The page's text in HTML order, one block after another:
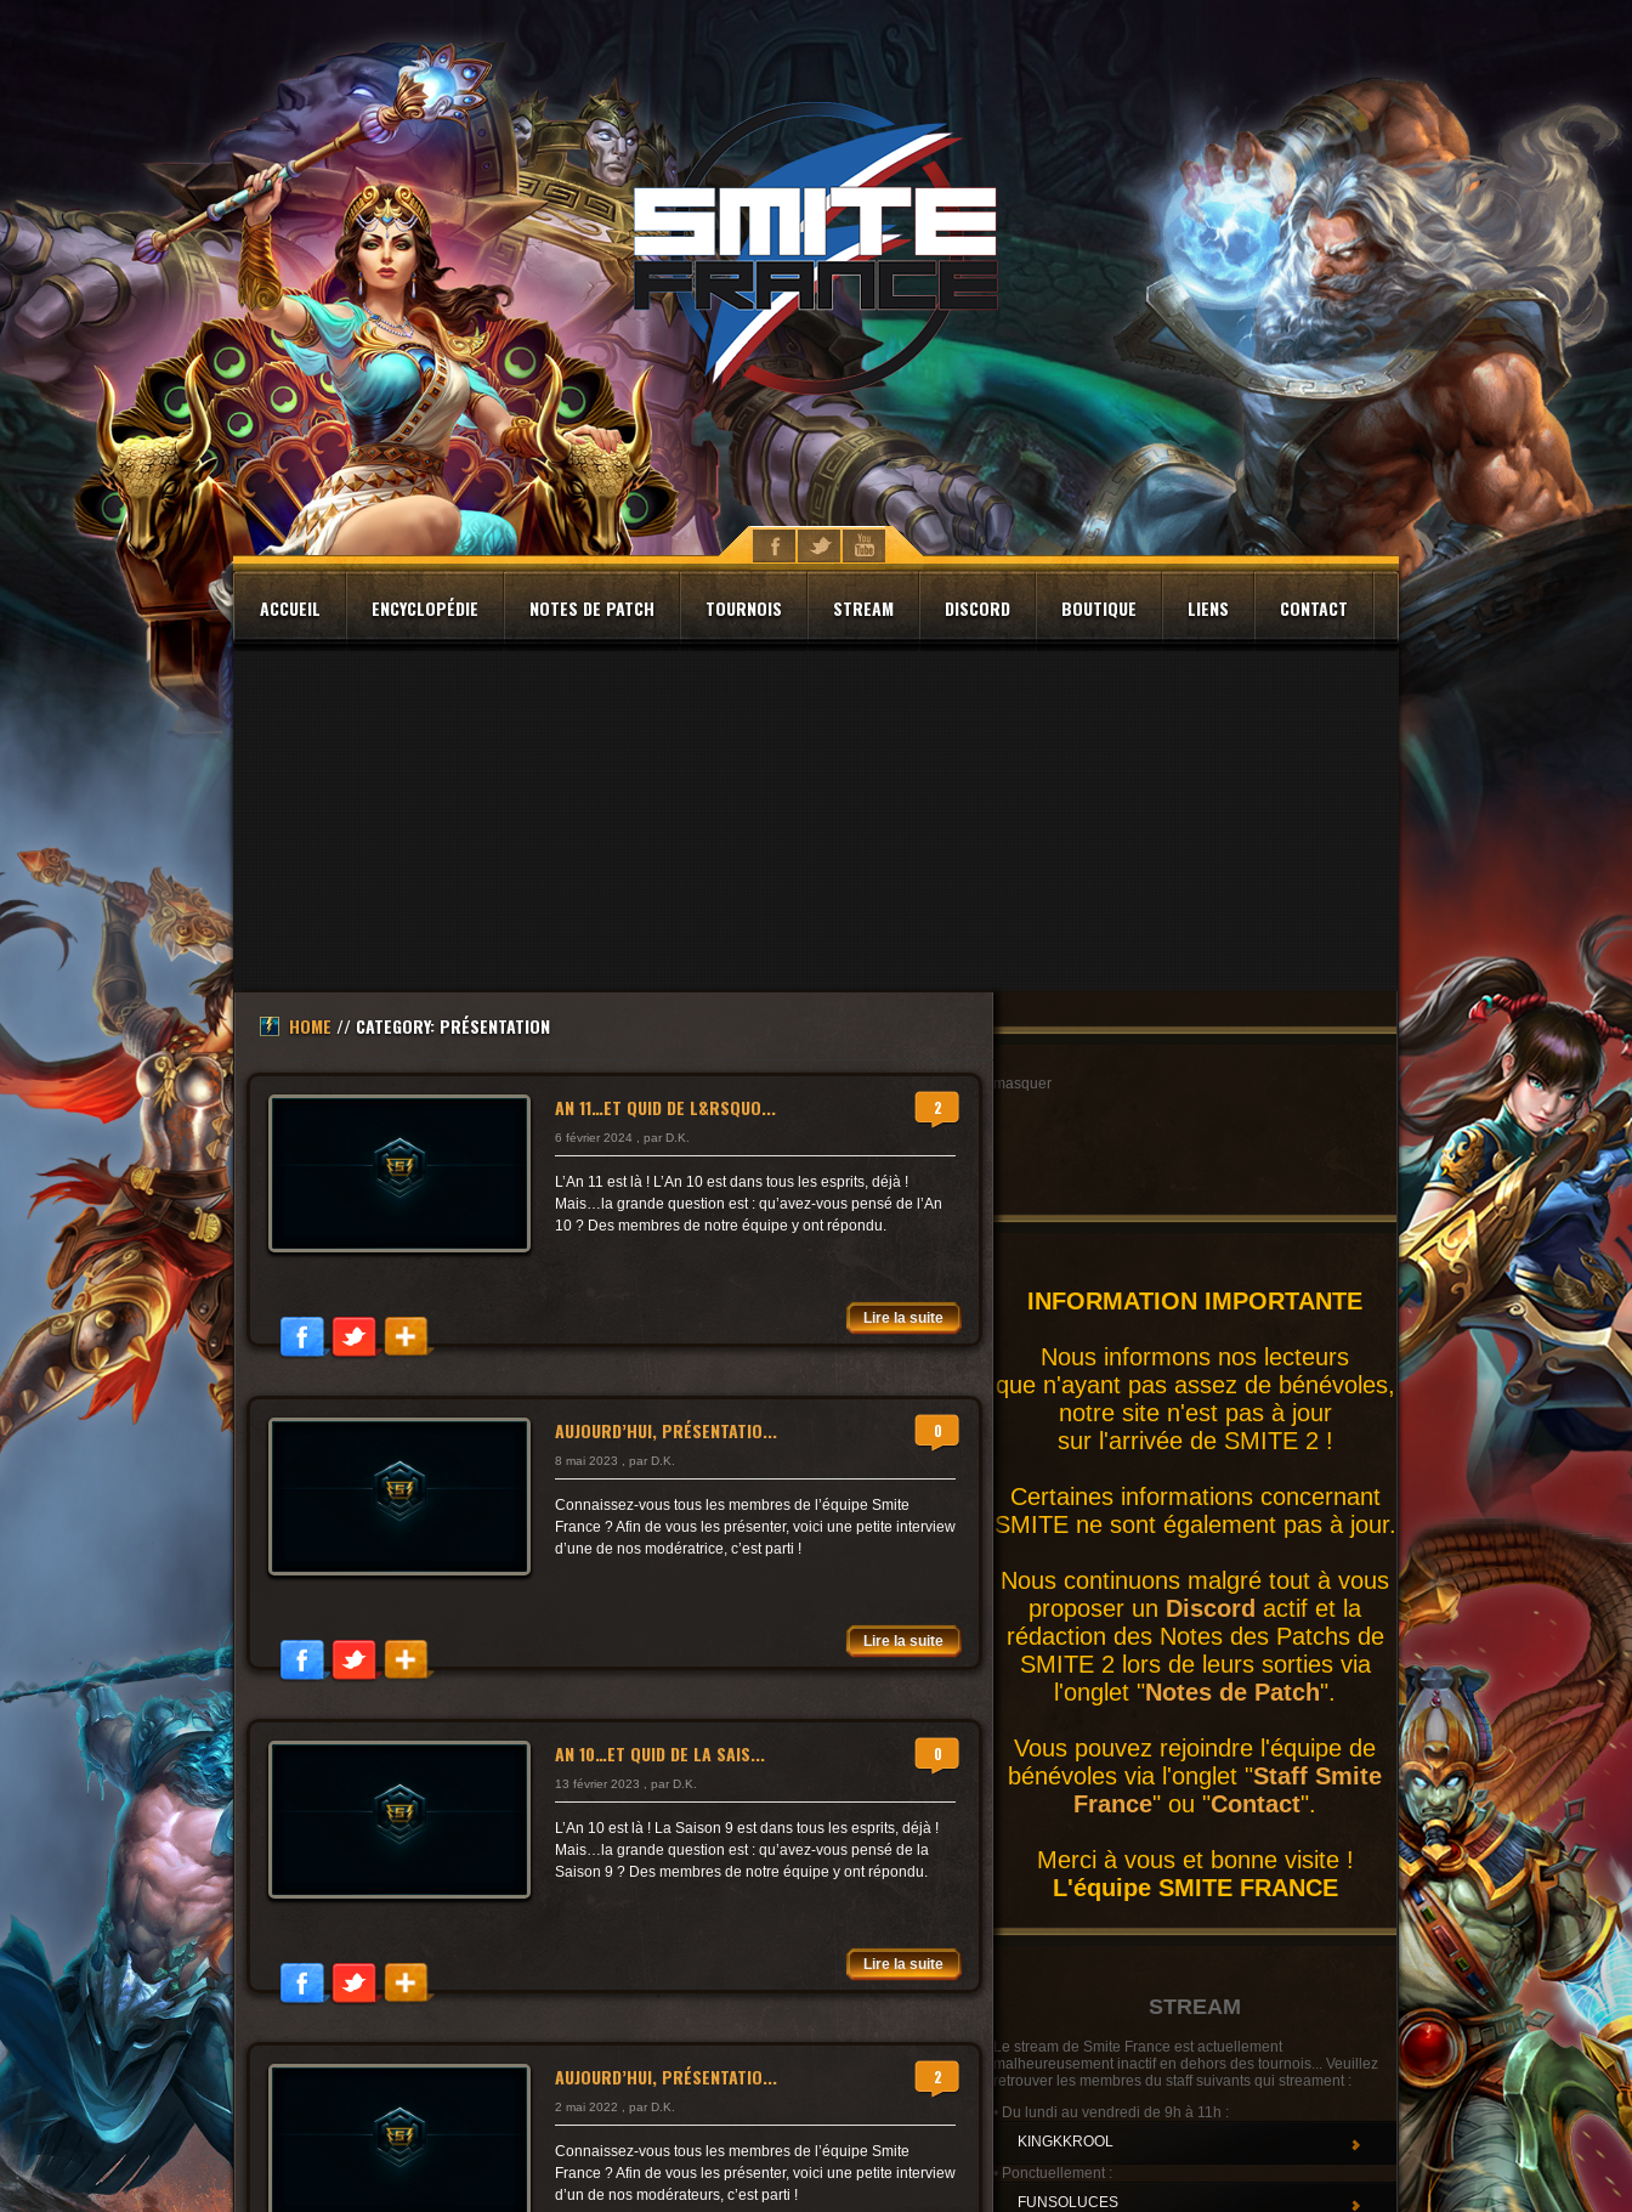
ACCUEIL ENCYCLOPÉDIE NOTES DE PATCH TOURNOIS STREAM DISCORD BOUTIQUE LIENS CONTACT
HOME // CATEGORY: PRÉSENTATION
2
AN 11…ET QUID DE L&RSQUO...
6 février 2024 , par D.K.
L’An 11 est là ! L’An 10 est dans tous les esprits, déjà !
Mais…la grande question est : qu’avez-vous pensé de l’An
10 ? Des membres de notre équipe y ont répondu.
Lire la suite
0
AUJOURD’HUI, PRÉSENTATIO...
8 mai 2023 , par D.K.
Connaissez-vous tous les membres de l’équipe Smite
France ? Afin de vous les présenter, voici une petite interview
d’une de nos modératrice, c’est parti !
Lire la suite
0
AN 10…ET QUID DE LA SAIS...
13 février 2023 , par D.K.
L’An 10 est là ! La Saison 9 est dans tous les esprits, déjà !
Mais…la grande question est : qu’avez-vous pensé de la
Saison 9 ? Des membres de notre équipe y ont répondu.
Lire la suite
2
AUJOURD’HUI, PRÉSENTATIO...
2 mai 2022 , par D.K.
Connaissez-vous tous les membres de l’équipe Smite
France ? Afin de vous les présenter, voici une petite interview
d’un de nos modérateurs, c’est parti !
masquer
INFORMATION IMPORTANTE
Nous informons nos lecteurs
que n'ayant pas assez de bénévoles,
notre site n'est pas à jour
sur l'arrivée de SMITE 2 !
Certaines informations concernant
SMITE ne sont également pas à jour.
Nous continuons malgré tout à vous
proposer un Discord actif et la
rédaction des Notes des Patchs de
SMITE 2 lors de leurs sorties via
l'onglet "Notes de Patch".
Vous pouvez rejoindre l'équipe de
bénévoles via l'onglet "Staff Smite
France" ou "Contact".
Merci à vous et bonne visite !
L'équipe SMITE FRANCE
STREAM
Le stream de Smite France est actuellement
malheureusement inactif en dehors des tournois... Veuillez
retrouver les membres du staff suivants qui streament :
• Du lundi au vendredi de 9h à 11h :
KINGKKROOL
• Ponctuellement :
FUNSOLUCES